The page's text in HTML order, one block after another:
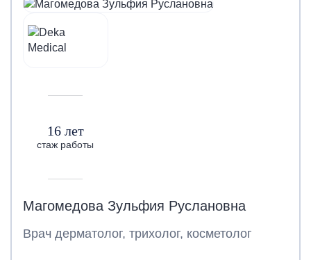
16 лет
стаж работы
Магомедова Зульфия Руслановна
Врач дерматолог, трихолог, косметолог